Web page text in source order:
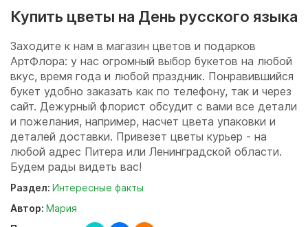
Купить цветы на День русского языка
Заходите к нам в магазин цветов и подарков
АртФлора: у нас огромный выбор букетов на любой
вкус, время года и любой праздник. Понравившийся
букет удобно заказать как по телефону, так и через
сайт. Дежурный флорист обсудит с вами все детали
и пожелания, например, насчет цвета упаковки и
деталей доставки. Привезет цветы курьер - на
любой адрес Питера или Ленинградской области.
Будем рады видеть вас!
Раздел: Интересные факты
Автор: Мария